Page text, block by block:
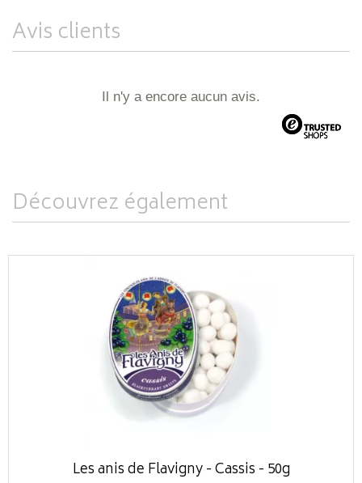
Avis clients
Il n'y a encore aucun avis.
Découvrez également
Les anis de Flavigny - Cassis - 50g